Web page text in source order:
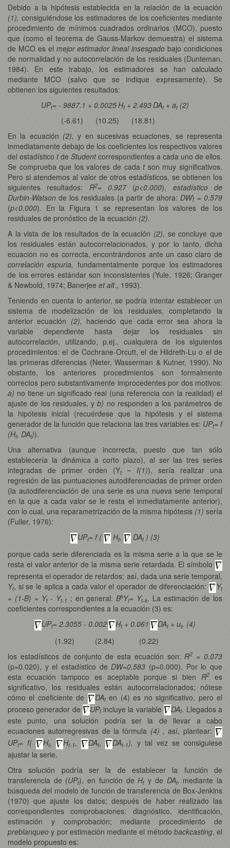
Debido a la hipótesis establecida en la relación de la ecuación
(1), consiguiéndose los estimadores de los coeficientes mediante
procedimiento de mínimos cuadrados ordinarios (MCO), puesto
que (como el teorema de Gauss-Markov demuestra) el sistema
de MCO es el mejor estimador lineal insesgado bajo condiciones
de normalidad y no autocorrelación de los residuales (Dunteman,
1984). En este trabajo, los estimadores se han calculado
mediante MCO (salvo que se indique expresamente). Se
obtienen los siguientes resultados:
UPt= - 9887.1 + 0.0025.Ht+ 2.493.DAt + at(2)
(-6.61) (10.25) (18.81)
En la ecuación (2), y en sucesivas ecuaciones, se representa
inmediatamente debajo de los coeficientes los respectivos valores
del estadístico tde Studentcorrespondientes a cada uno de ellos.
Se comprueba que los valores de cadatson muy significativos.
Pero si atendemos al valor de otros estadísticos, se obtienen los
siguientes resultados: R2= 0.927(p<0.000), estadístico de
Durbin-Watson de los residuales (a partir de ahora: DW) = 0.579
(p<0.000). En la Figura 1 se representan los valores de los
residuales de pronóstico de la ecuación (2).
A la vista de los resultados de la ecuación (2), se concluye que
los residuales están autocorrelacionados, y por lo tanto, dicha
ecuación no es correcta, encontrándonos ante un caso claro de
correlación espuria, fundamentalmente porque los estimadores
de los errores estándar son inconsistentes (Yule, 1926; Granger
& Newbold, 1974; Banerjee et alt., 1993).
Teniendo en cuenta lo anterior, se podría intentar establecer un
sistema de modelización de los residuales, completando la
anterior ecuación (2), haciendo que cada error sea ahora la
variable dependiente hasta dejar los residuales sin
autocorrelación, utilizando, p.ej., cualquiera de los siguientes
procedimientos: el de Cochrane-Orcutt, el de Hildreth-Lu o el de
las primeras diferencias (Neter, Wasserman & Kutner, 1990). No
obstante, los anteriores procedimientos son formalmente
correctos pero substantivamente improcedentes por dos motivos:
a) no tiene un significado real (una referencia con la realidad) el
ajuste de los residuales, yb) no responden a los parámetros de
la hipótesis inicial (recuérdese que la hipótesis y el sistema
generador de la función que relaciona las tres variables es: UPt= f
(Ht, DAt)).
Una alternativa (aunque incorrecta, puesto que tan sólo
establecería la dinámica a corto plazo), al ser las tres series
integradas de primer orden (Yt~I(1)), sería realizar una
regresión de las puntuaciones autodiferenciadas de primer orden
(la autodiferenciación de una serie es una nueva serie temporal
en la que a cada valor se le resta el inmediatamente anterior),
con lo cual, una reparametrización de la misma hipótesis (1) sería
(Fuller, 1976):
UPt= f ( Ht, DAt ) (3)
porque cada serie diferenciada es la misma serie a la que se le
resta el valor anterior de la misma serie retardada. El símbolo
representa el operador de retardos; así, dada una serie temporal,
Yt, si se le aplica a cada valor el operador de diferenciación: Yt
= (1-B) = Yt - Yt-1 ; en general:BkYt= Yt-k. La estimación de los
coeficientes correspondientes a la ecuación (3) es:
UPt= 2.3055 - 0.002 Ht + 0.061 DAt + ut, (4)
(1.92) (2.84) (0.22)
los estadísticos de conjunto de esta ecuación son:R2 = 0.073
(p=0.020), y el estadístico de DW=0.583 (p=0.000). Por lo que
esta ecuación tampoco es aceptable porque si bien R2
es
significativo, los residuales están autocorrelacionados; nótese
cómo el coeficiente de
DAten (4) es no significativo, pero el
proceso generador de
UPt incluye la variable DAt. Llegados a
este punto, una solución podría ser la de llevar a cabo
ecuaciones autorregresivas de la fórmula (4) , así, plantear:
UPt= f( Ht, Ht-1, DAt, DAt-1), y tal vez se consiguiese
ajustar la serie.
Otra solución podría ser la de establecer la función de
transferencia de (UPt), en función deHt y de DAt, mediante la
búsqueda del modelo de función de transferencia de Box-Jenkins
(1970) que ajuste los datos; después de haber realizado las
correspondientes comprobaciones: diagnóstico, identificación,
estimación y comprobación; mediante procedimiento de
preblanqueo y por estimación mediante el método backcasting, el
modelo propuesto es: